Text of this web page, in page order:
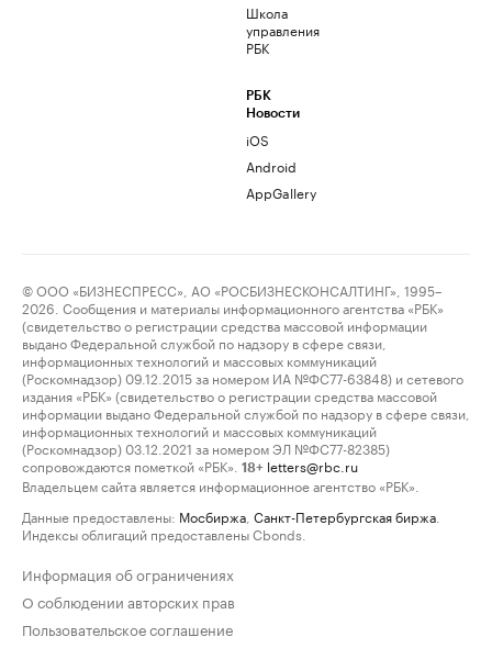
Школа
управления
РБК
РБК
Новости
iOS
Android
AppGallery
© ООО «БИЗНЕСПРЕСС», АО «РОСБИЗНЕСКОНСАЛТИНГ», 1995–
2026. Сообщения и материалы информационного агентства «РБК»
(свидетельство о регистрации средства массовой информации
выдано Федеральной службой по надзору в сфере связи,
информационных технологий и массовых коммуникаций
(Роскомнадзор) 09.12.2015 за номером ИА №ФС77-63848) и сетевого
издания «РБК» (свидетельство о регистрации средства массовой
информации выдано Федеральной службой по надзору в сфере связи,
информационных технологий и массовых коммуникаций
(Роскомнадзор) 03.12.2021 за номером ЭЛ №ФС77-82385)
сопровождаются пометкой «РБК».
18+ letters@rbc.ru
Владельцем сайта является информационное агентство «РБК».
Данные предоставлены: Мосбиржа Санкт-Петербургская биржа
Индексы облигаций предоставлены Cbonds.
Информация об ограничениях
О соблюдении авторских прав
Пользовательское соглашение